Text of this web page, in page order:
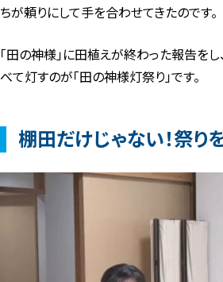
ちが頼りにして手を合わせてきたのです。
「田の神様」に田植えが終わった報告を
べて灯すのが「田の神様灯祭り」です。
棚田だけじゃない！祭り